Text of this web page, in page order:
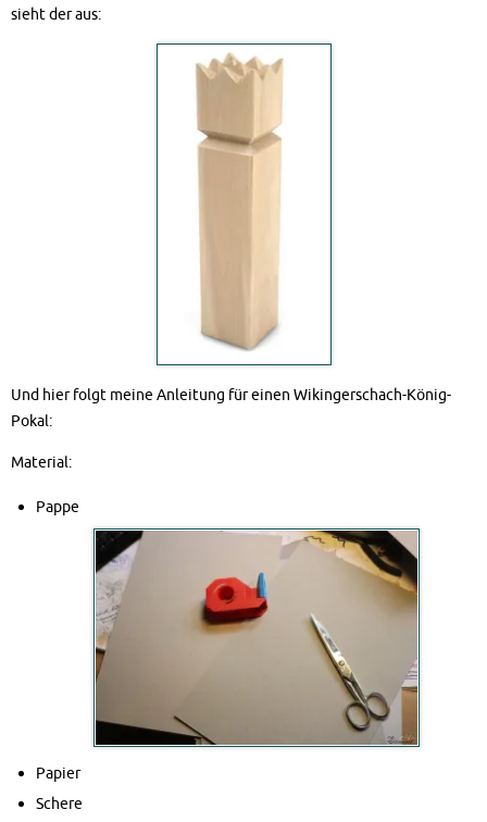
sieht der aus:
Und hier folgt meine Anleitung für einen Wikingerschach-König-
Pokal:
Material:
Pappe
Papier
Schere